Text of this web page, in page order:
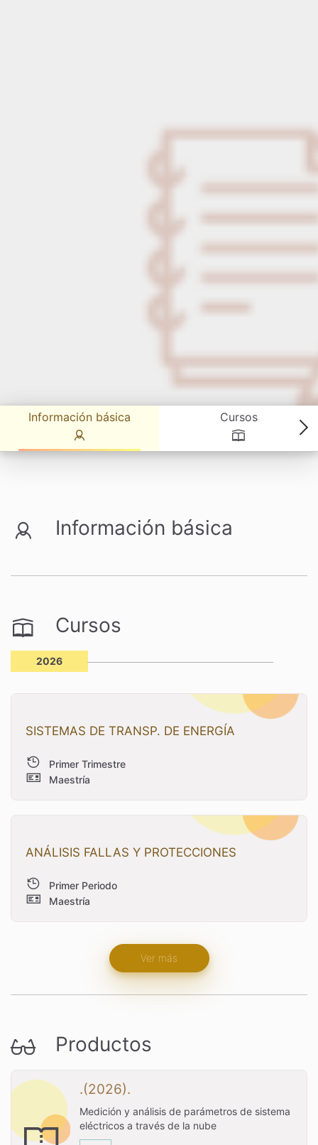
Información básica Cursos
Información básica
Cursos
2026
SISTEMAS DE TRANSP. DE ENERGÍA
Primer Trimestre
Maestría
ANÁLISIS FALLAS Y PROTECCIONES
Primer Periodo
Maestría
Ver más
Productos
.(2026).
Medición y análisis de parámetros de sistema
eléctricos a través de la nube